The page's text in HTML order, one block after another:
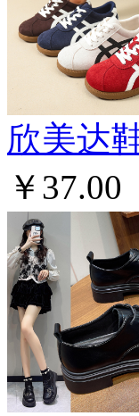
欣美达
￥37.00